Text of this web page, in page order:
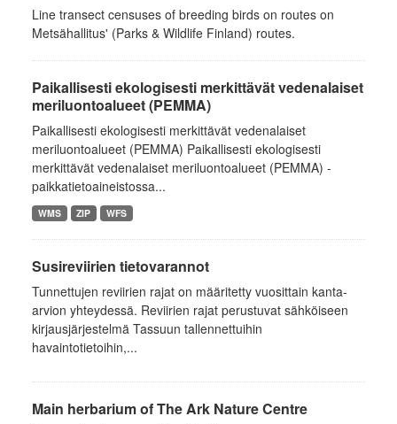
Line transect censuses of breeding birds on routes on
Metsähallitus' (Parks & Wildlife Finland) routes.
Paikallisesti ekologisesti merkittävät vedenalaiset
meriluontoalueet (PEMMA)
Paikallisesti ekologisesti merkittävät vedenalaiset
meriluontoalueet (PEMMA) Paikallisesti ekologisesti
merkittävät vedenalaiset meriluontoalueet (PEMMA) -
paikkatietoaineistossa...
WMS ZIP WFS
Susireviirien tietovarannot
Tunnettujen reviirien rajat on määritetty vuosittain kanta-
arvion yhteydessä. Reviirien rajat perustuvat sähköiseen
kirjausjärjestelmä Tassuun tallennettuihin
havaintotietoihin,...
Main herbarium of The Ark Nature Centre